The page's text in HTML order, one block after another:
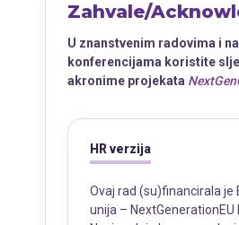
Zahvale/
U znanstvenim radovima i na
konferencijama koristite
akronime projekata
HR verzija
Ovaj rad (su)financirala je
unija – NextGenerationEU